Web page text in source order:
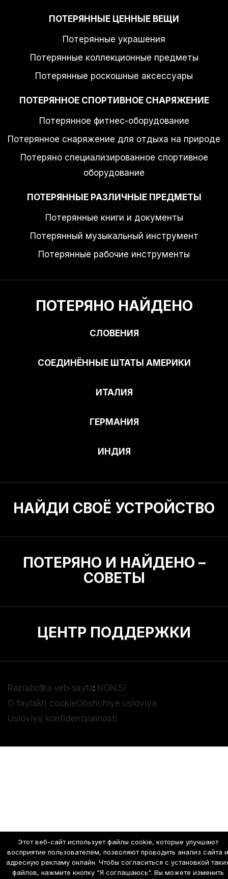
ПОТЕРЯННЫЕ ЦЕННЫЕ ВЕЩИ
Потерянные украшения
Потерянные коллекционные предметы
Потерянные роскошные аксессуары
ПОТЕРЯННОЕ СПОРТИВНОЕ СНАРЯЖЕНИЕ
Потерянное фитнес-оборудование
Потерянное снаряжение для отдыха на природе
Потеряно специализированное спортивное
оборудование
ПОТЕРЯННЫЕ РАЗЛИЧНЫЕ ПРЕДМЕТЫ
Потерянные книги и документы
Потерянный музыкальный инструмент
Потерянные рабочие инструменты
ПОТЕРЯНО НАЙДЕНО
СЛОВЕНИЯ
СОЕДИНЁННЫЕ ШТАТЫ АМЕРИКИ
ИТАЛИЯ
ГЕРМАНИЯ
ИНДИЯ
НАЙДИ СВОЁ УСТРОЙСТВО
ПОТЕРЯНО И НАЙДЕНО –
СОВЕТЫ
ЦЕНТР ПОДДЕРЖКИ
Razrabotka veb-sayta: NGN.SI
O faylakh cookieObshchiye usloviya
Usloviya konfidentsialnosti
Этот веб-сайт использует файлы cookie, которые улучшают
восприятие пользователем, позволяют проводить анализ сайта и
адресную рекламу онлайн. Чтобы согласиться с установкой
файлов, нажмите кнопку "Я соглашаюсь". Вы можете изменить